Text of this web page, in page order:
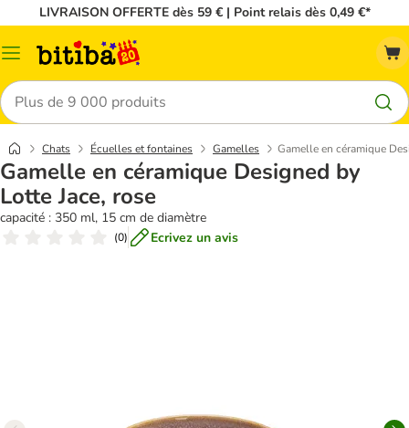
LIVRAISON OFFERTE dès 59 € | Point relais dès 0,49 €*
Menu
Rechercher
Chats Écuelles et fontaines Gamelles Gamelle en céramique
Gamelle en céramique Designed by
Lotte Jace, rose
capacité : 350 ml, 15 cm de diamètre
(0) Ecrivez un avis